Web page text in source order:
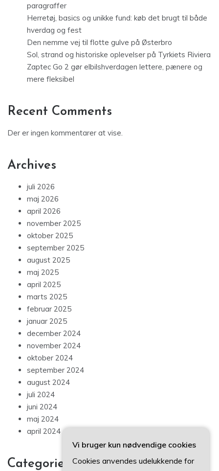
paragraffer
Herretøj, basics og unikke fund: køb det brugt til både
hverdag og fest
Den nemme vej til flotte gulve på Østerbro
Sol, strand og historiske oplevelser på Tyrkiets Riviera
Zaptec Go 2 gør elbilshverdagen lettere, pænere og
mere fleksibel
Recent Comments
Der er ingen kommentarer at vise.
Archives
juli 2026
maj 2026
april 2026
november 2025
oktober 2025
september 2025
august 2025
maj 2025
april 2025
marts 2025
februar 2025
januar 2025
december 2024
november 2024
oktober 2024
september 2024
august 2024
juli 2024
juni 2024
maj 2024
april 2024
Categories
Vi bruger kun nødvendige cookies
Cookies anvendes udelukkende for